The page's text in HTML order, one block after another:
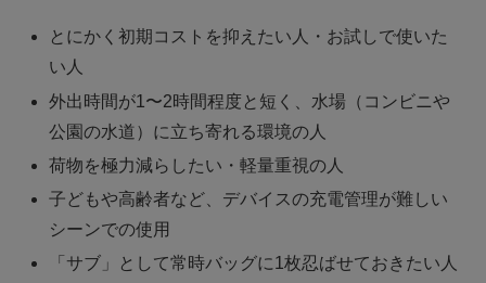
とにかく初期コストを抑えたい人・お試しで使いた
い人
外出時間が1〜2時間程度と短く、水場（コンビニや
公園の水道）に立ち寄れる環境の人
荷物を極力減らしたい・軽量重視の人
子どもや高齢者など、デバイスの充電管理が難しい
シーンでの使用
「サブ」として常時バッグに1枚忍ばせておきたい人